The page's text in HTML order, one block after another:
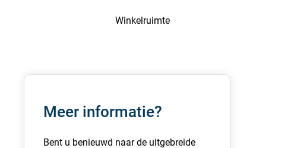
Winkelruimte
Meer informatie?
Bent u benieuwd naar de uitgebreide